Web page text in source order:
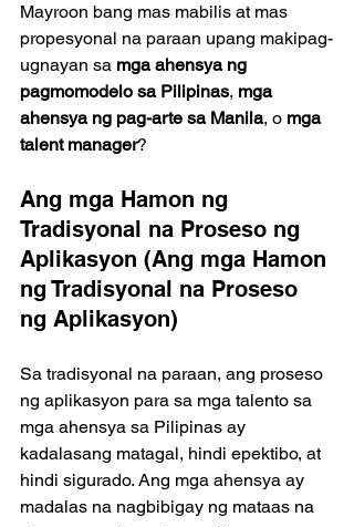
Mayroon bang mas mabilis at mas
propesyonal na paraan upang makipag-
ugnayan sa mga ahensya ng
pagmomodelo sa Pilipinas, mga
ahensya ng pag-arte sa Manila, o mga
talent manager?
Ang mga Hamon ng
Tradisyonal na Proseso ng
Aplikasyon (Ang mga Hamon
ng Tradisyonal na Proseso
ng Aplikasyon)
Sa tradisyonal na paraan, ang proseso
ng aplikasyon para sa mga talento sa
mga ahensya sa Pilipinas ay
kadalasang matagal, hindi epektibo, at
hindi sigurado. Ang mga ahensya ay
madalas na nagbibigay ng mataas na